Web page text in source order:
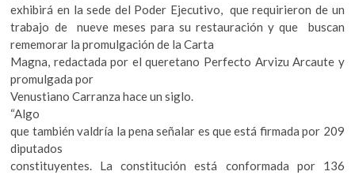
exhibirá en la sede del Poder Ejecutivo, que requirieron de un
trabajo de nueve meses para su restauración y que buscan
rememorar la promulgación de la Carta
Magna, redactada por el queretano Perfecto Arvizu Arcaute y
promulgada por
Venustiano Carranza hace un siglo.
“Algo
que también valdría la pena señalar es que está firmada por 209
diputados
constituyentes. La constitución está conformada por 136